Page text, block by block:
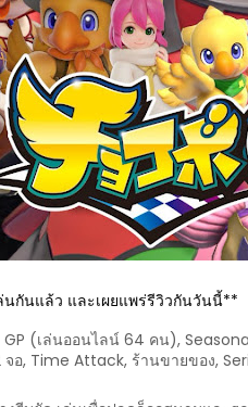
นกันแล้ว และเผยแพร่รีวิวกันวันนี้**
GP (เล่นออนไลน์ 64 คน),
จอ, Time Attack, ร้านขายของ,